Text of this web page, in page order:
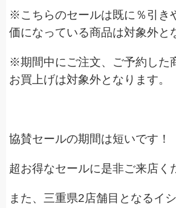
※こちらのセールは既に％引き
価になっている商品は対象外と
※期間中にご注文、ご予約した
お買上げは対象外となります。
協賛セールの期間は短いです！
超お得なセールに是非ご来店く
また、三重県2店舗目となるイ